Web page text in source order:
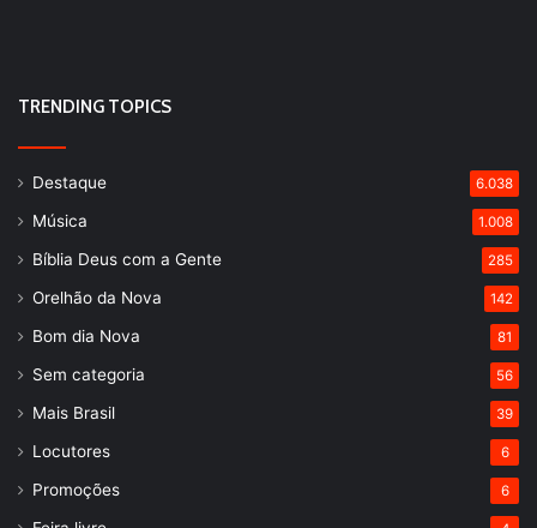
TRENDING TOPICS
Destaque 6.038
Música 1.008
Bíblia Deus com a Gente 285
Orelhão da Nova 142
Bom dia Nova 81
Sem categoria 56
Mais Brasil 39
Locutores 6
Promoções 6